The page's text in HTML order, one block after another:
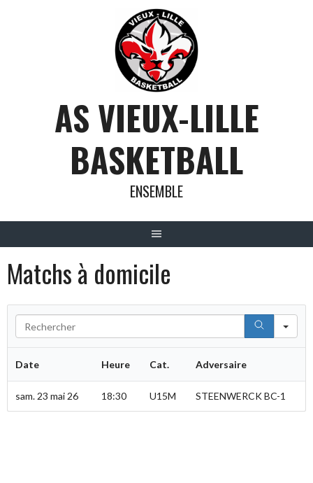
AS VIEUX-LILLE
BASKETBALL
ENSEMBLE
Matchs à domicile
Date Heure Cat. Adversaire
sam. 23 mai 26 18:30 U15M STEENWERCK BC-1